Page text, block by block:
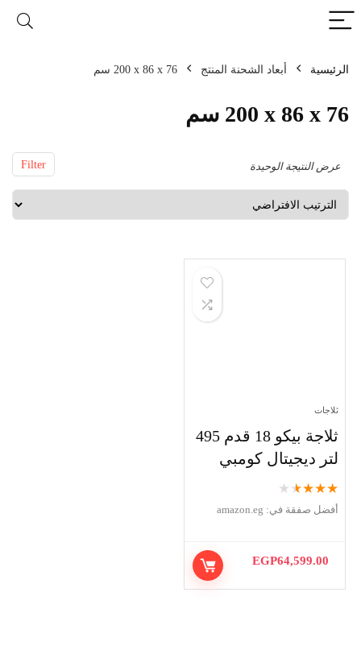
الرئيسية أبعاد الشحنة المنتج ‎200 x 86 x 76 سم
‎200 x 86 x 76 سم
Filter عرض النتيجة الوحيدة
ثلاجات
ثلاجة بيكو 18 قدم 495
لتر ديجيتال كومبي
★
★
★
★
★
أفضل صفقة في: amazon.eg
EGP64,599.00